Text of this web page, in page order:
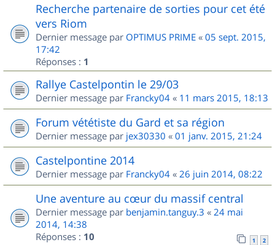
Recherche partenaire de sorties pour cet été
vers Riom
Dernier message par OPTIMUS PRIME « 05 sept. 2015,
17:42
Réponses : 1
Rallye Castelpontin le 29/03
Dernier message par Francky04 « 11 mars 2015, 18:13
Forum vététiste du Gard et sa région
Dernier message par jex30330 « 01 janv. 2015, 21:24
Castelpontine 2014
Dernier message par Francky04 « 26 juin 2014, 08:22
Une aventure au cœur du massif central
Dernier message par benjamin.tanguy.3 « 24 mai
2014, 14:38
Réponses : 10 1 2